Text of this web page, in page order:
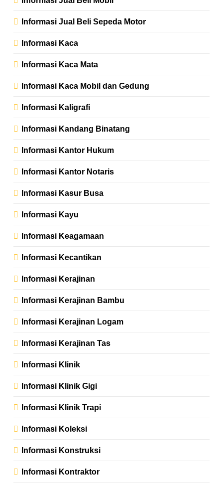
Informasi Jual Beli Sepeda Motor
Informasi Kaca
Informasi Kaca Mata
Informasi Kaca Mobil dan Gedung
Informasi Kaligrafi
Informasi Kandang Binatang
Informasi Kantor Hukum
Informasi Kantor Notaris
Informasi Kasur Busa
Informasi Kayu
Informasi Keagamaan
Informasi Kecantikan
Informasi Kerajinan
Informasi Kerajinan Bambu
Informasi Kerajinan Logam
Informasi Kerajinan Tas
Informasi Klinik
Informasi Klinik Gigi
Informasi Klinik Trapi
Informasi Koleksi
Informasi Konstruksi
Informasi Kontraktor